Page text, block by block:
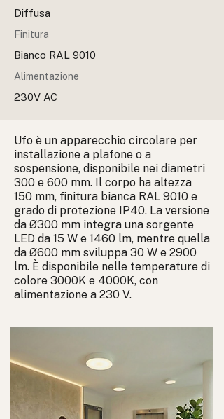
Diffusa
Finitura
Bianco RAL 9010
Alimentazione
230V AC
Ufo è un apparecchio circolare per
installazione a plafone o a
sospensione, disponibile nei diametri
300 e 600 mm. Il corpo ha altezza
150 mm, finitura bianca RAL 9010 e
grado di protezione IP40. La versione
da Ø300 mm integra una sorgente
LED da 15 W e 1460 lm, mentre quella
da Ø600 mm sviluppa 30 W e 2900
lm. È disponibile nelle temperature di
colore 3000K e 4000K, con
alimentazione a 230 V.